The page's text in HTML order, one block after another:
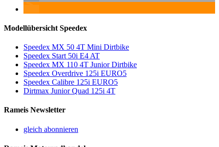
Modellübersicht Speedex
Speedex MX 50 4T Mini Dirtbike
Speedex Start 50i E4 AT
Speedex MX 110 4T Junior Dirtbike
Speedex Overdrive 125i EURO5
Speedex Calibre 125i EURO5
Dirtmax Junior Quad 125i 4T
Rameis Newsletter
gleich abonnieren